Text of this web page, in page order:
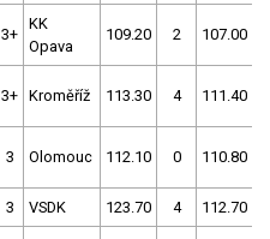
3+
KK
Opava
109.20 2 107.00
3+ Kroměříž 113.30 4 111.40
3 Olomouc 112.10 0 110.80
3 VSDK 123.70 4 112.70